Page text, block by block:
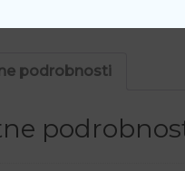
podrobnosti